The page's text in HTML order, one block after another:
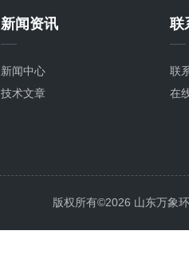
新闻资讯
新闻中心
技术文章
联
联
在
版权所有©2026 山东万象